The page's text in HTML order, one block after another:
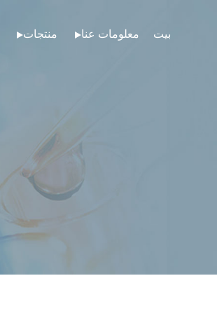
بيت معلومات عنا منتجات